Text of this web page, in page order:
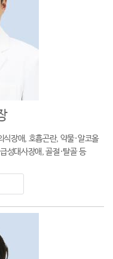
장애, 호흡곤란, 약물·알코올
성대사장애, 골절·탈골 등